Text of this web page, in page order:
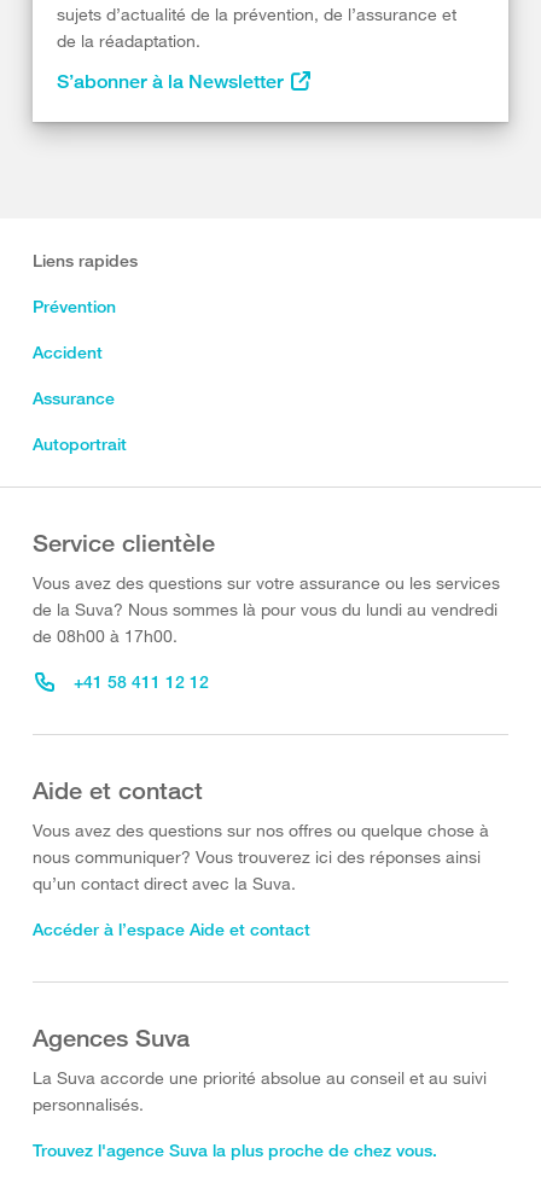
sujets d’actualité de la prévention, de l’assurance et
de la réadaptation.
S’abonner à la Newsletter
Liens rapides
Prévention
Accident
Assurance
Autoportrait
Service clientèle
Vous avez des questions sur votre assurance ou les services
de la Suva? Nous sommes là pour vous du lundi au vendredi
de 08h00 à 17h00.
+41 58 411 12 12
Aide et contact
Vous avez des questions sur nos offres ou quelque chose à
nous communiquer? Vous trouverez ici des réponses ainsi
qu’un contact direct avec la Suva.
Accéder à l’espace Aide et contact
Agences Suva
La Suva accorde une priorité absolue au conseil et au suivi
personnalisés.
Trouvez l'agence Suva la plus proche de chez vous.